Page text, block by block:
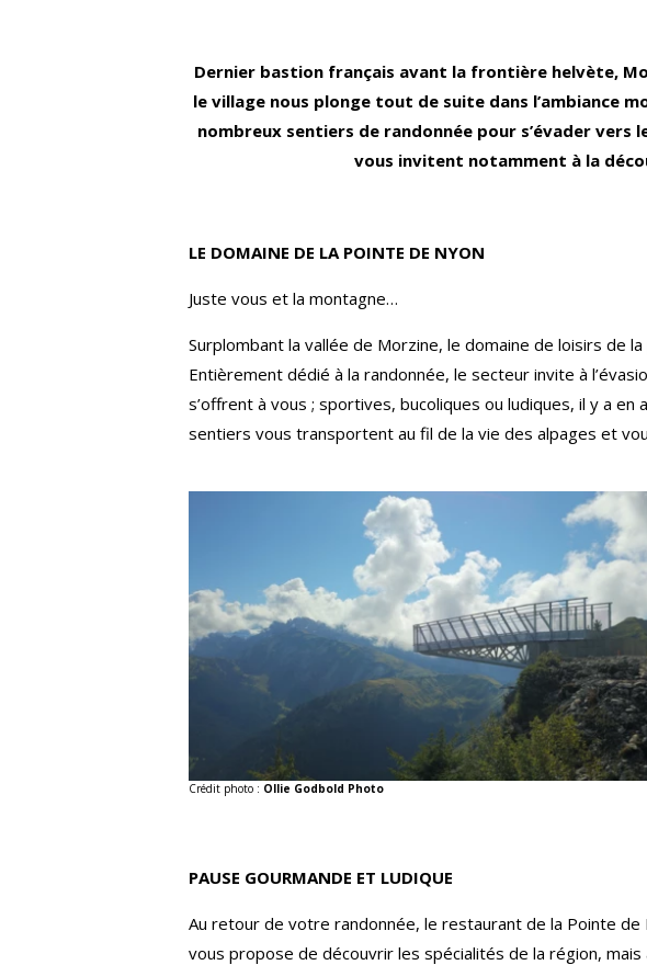
Dernier bastion français avant la frontière helvète,
le village nous plonge tout de suite dans l’ambiance
nombreux sentiers de randonnée pour s’évader vers
vous invitent notamment à la
LE DOMAINE DE LA POINTE DE NYON
Juste vous et la montagne…
Surplombant la vallée de Morzine, le domaine de loisirs de
Entièrement dédié à la randonnée, le secteur invite à
s’offrent à vous ; sportives, bucoliques ou ludiques, il y a
sentiers vous transportent au fil de la vie des alpages et
Crédit photo : Ollie Godbold Photo
PAUSE GOURMANDE ET LUDIQUE
Au retour de votre randonnée, le restaurant de la Pointe de
vous propose de découvrir les spécialités de la région, mais